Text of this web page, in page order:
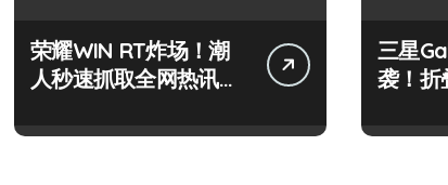
荣耀WIN RT炸场！潮
人秒速抓取全网热讯，
三星
袭！折